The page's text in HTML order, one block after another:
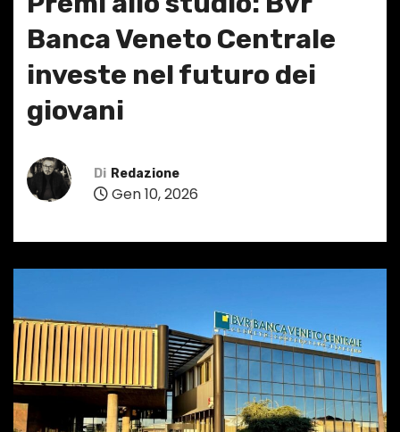
Banca Veneto Centrale
investe nel futuro dei
giovani
Di Redazione
Gen 10, 2026